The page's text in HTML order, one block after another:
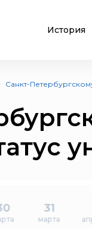
История
Санкт-
31
марта